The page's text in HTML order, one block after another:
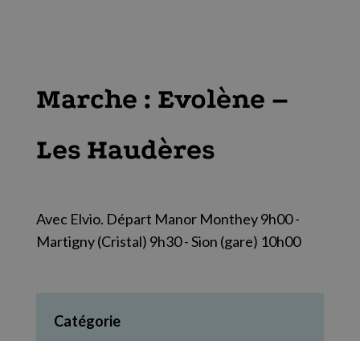
Marche : Evolène –
Les Haudères
Avec Elvio. Départ Manor Monthey 9h00 -
Martigny (Cristal) 9h30 - Sion (gare) 10h00
Catégorie